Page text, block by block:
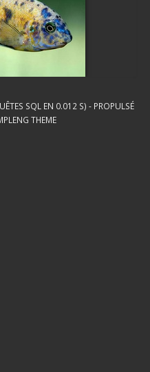
SQL EN 0.012 S) - PROPULSÉ
THEME